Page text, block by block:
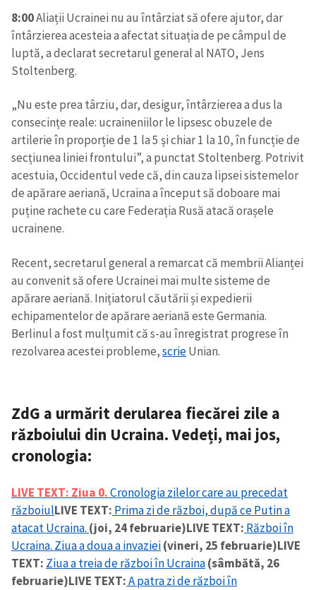
8:00Aliații Ucrainei nu au întârziat să ofere ajutor, dar
întârzierea acesteia a afectat situația de pe câmpul de
luptă, a declarat secretarul general al NATO, Jens
Stoltenberg.
„Nu este prea târziu, dar, desigur, întârzierea a dus la
consecințe reale: ucraineniilor le lipsesc obuzele de
artilerie în proporție de 1 la 5 și chiar 1 la 10, în funcție de
secțiunea liniei frontului”, a punctat Stoltenberg. Potrivit
acestuia, Occidentul vede că, din cauza lipsei sistemelor
de apărare aeriană, Ucraina a început să doboare mai
puține rachete cu care Federația Rusă atacă orașele
ucrainene.
Recent, secretarul general a remarcat că membrii Alianței
au convenit să ofere Ucrainei mai multe sisteme de
apărare aeriană. Inițiatorul căutării și expedierii
echipamentelor de apărare aeriană este Germania.
Berlinul a fost mulțumit că s-au înregistrat progrese în
rezolvarea acestei probleme,scrieUnian.
ZdG a urmărit derularea fiecărei zile a
războiului din Ucraina. Vedeți, mai jos,
cronologia:
LIVE TEXT: Ziua 0.Cronologia zilelor care au precedat
războiulLIVE TEXT: Prima zi de război, după ce Putin a
atacat Ucraina. (joi, 24 februarie)LIVE TEXT: Război în
Ucraina. Ziua a doua a invaziei(vineri, 25 februarie)LIVE
TEXT: Ziua a treia de război în Ucraina(sâmbătă, 26
februarie)LIVE TEXT:A patra zi de război în